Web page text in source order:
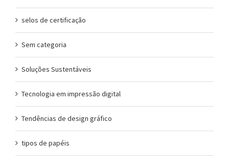
selos de certificação
Sem categoria
Soluções Sustentáveis
Tecnologia em impressão digital
Tendências de design gráfico
tipos de papéis